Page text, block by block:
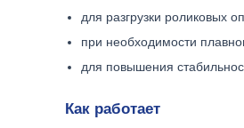
для разгрузки роликовых
при необходимости
для повышения
Как работает